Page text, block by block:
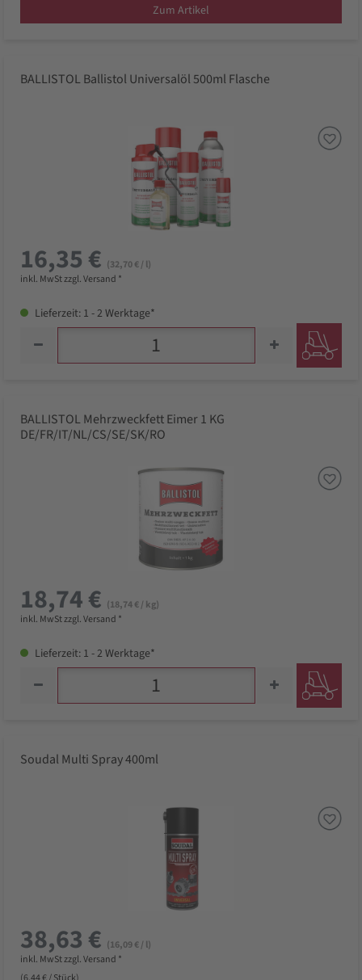
Zum Artikel
BALLISTOL Ballistol Universalöl 500ml Flasche
16,35 € (32,70 € / l)
inkl. MwSt zzgl. Versand *
Lieferzeit: 1 - 2 Werktage*
BALLISTOL Mehrzweckfett Eimer 1 KG
DE/FR/IT/NL/CS/SE/SK/RO
18,74 € (18,74 € / kg)
inkl. MwSt zzgl. Versand *
Lieferzeit: 1 - 2 Werktage*
Soudal Multi Spray 400ml
38,63 € (16,09 € / l)
inkl. MwSt zzgl. Versand *